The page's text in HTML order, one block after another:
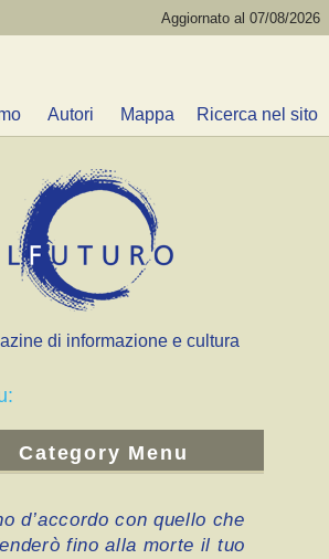
Aggiornato al 07/08/2026
Autori Mappa Ricerca nel sito
di informazione e cultura
Category Menu
d’accordo con quello che
fino alla morte il tuo